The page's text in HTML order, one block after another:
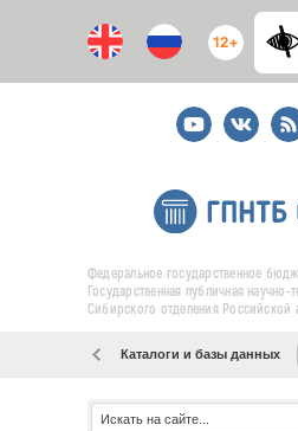
12+
YoutubeВКонтакте
Федеральное государственное
Государственная публичная научно-
Сибирского отделения Российской
Каталоги и базы данных